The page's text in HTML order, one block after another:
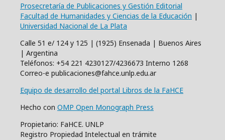
Prosecretaría de Publicaciones y Gestión Editorial
Facultad de Humanidades y Ciencias de la Educación |
Universidad Nacional de La Plata
Calle 51 e/ 124 y 125 | (1925) Ensenada | Buenos Aires
| Argentina
Teléfonos: +54 221 4230127/4236673 Interno 1268
Correo-e publicaciones@fahce.unlp.edu.ar
Equipo de desarrollo del portal Libros de la FaHCE
Hecho con OMP Open Monograph Press
Propietario: FaHCE. UNLP
Registro Propiedad Intelectual en trámite